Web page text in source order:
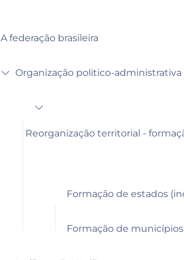
A federação brasileira
Organização politico-administrativa
Reorganização territorial -
Formação de estados
Formação de